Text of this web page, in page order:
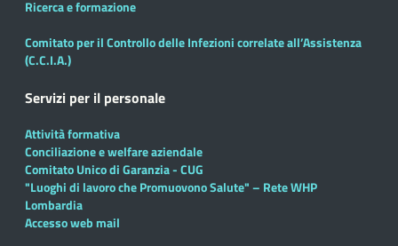
Ricerca e formazione
Comitato per il Controllo delle Infezioni correlate all’Assistenza
(C.C.I.A.)
Servizi per il personale
Attività formativa
Conciliazione e welfare aziendale
Comitato Unico di Garanzia - CUG
"Luoghi di lavoro che Promuovono Salute" – Rete WHP
Lombardia
Accesso web mail